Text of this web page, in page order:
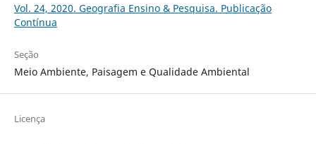
Vol. 24, 2020. Geografia Ensino & Pesquisa. Publicação
Contínua
Seção
Meio Ambiente, Paisagem e Qualidade Ambiental
Licença